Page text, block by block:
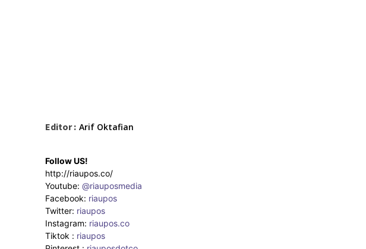
Editor : Arif Oktafian
Follow US!
http://riaupos.co/
Youtube: @riauposmedia
Facebook: riaupos
Twitter: riaupos
Instagram: riaupos.co
Tiktok : riaupos